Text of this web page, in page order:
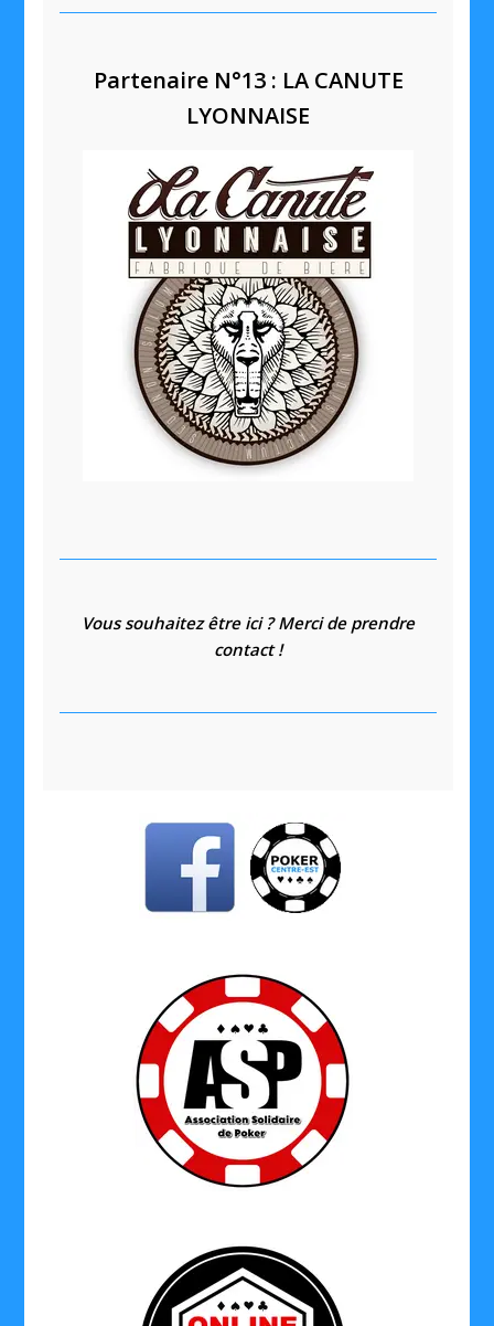
Partenaire N°13 : LA CANUTE
LYONNAISE
Vous souhaitez être ici ? Merci de prendre
contact !